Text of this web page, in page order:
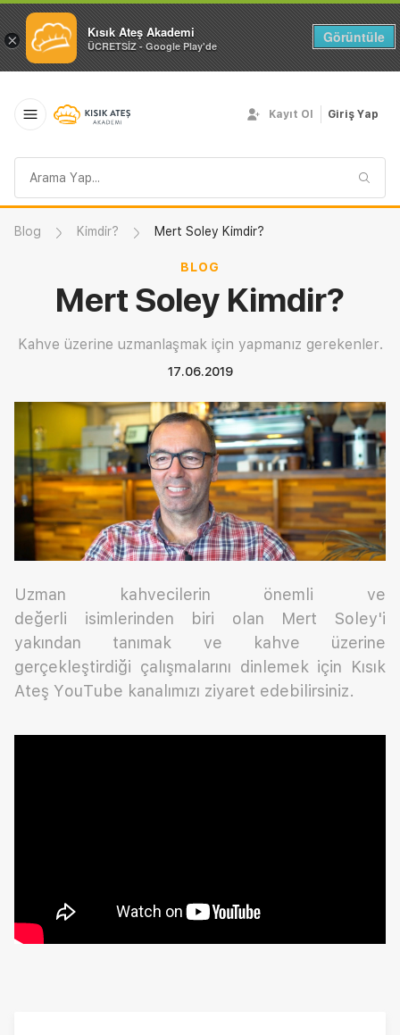
× Kısık Ateş Akademi
ÜCRETSİZ - Google Play'de
Görüntüle
sorgusu
Kayıt Ol Giriş Yap
Blog Kimdir? Mert Soley Kimdir?
BLOG
Mert Soley Kimdir?
Kahve üzerine uzmanlaşmak için yapmanız gerekenler.
17.06.2019
Uzman kahvecilerin önemli ve
değerli isimlerinden biri olan Mert Soley'i
yakından tanımak ve kahve üzerine
gerçekleştirdiği çalışmalarını dinlemek için Kısık
Ateş YouTube kanalımızı ziyaret edebilirsiniz.